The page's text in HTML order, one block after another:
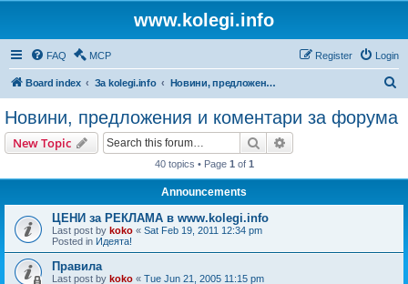
www.kolegi.info
FAQ MCP Login
Register
Board index За kolegi.info Новини, предложения и коментари за форума
a
Новини, предложения и коментари за форума
New Topic Search
40 topics • Page 1 of 1
Announcements
ЦЕНИ за РЕКЛАМА в www.kolegi.info
Last post by koko « Sat Feb 19, 2011 12:34 pm
Posted in Идеята!
Правила
Last post by koko « Tue Jun 21, 2005 11:15 pm